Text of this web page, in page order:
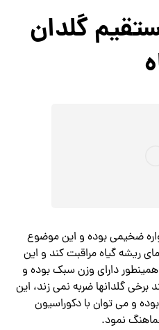
گلدان
ضخیمی بوده و این موضوع
ریشه گیاه مراقبت کند و این
دارای وزن سبک بوده و
گلدانها ضربه نمی زند، این
و می توان با دکوراسیون
نمود.